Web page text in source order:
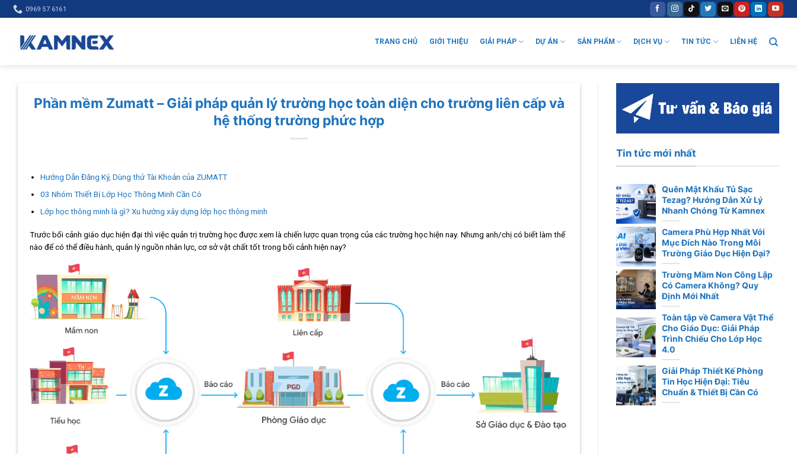
Skip
to
0969 57 6161
TRANG CHỦ GIỚI THIỆU GIẢI PHÁP DỰ ÁN SẢN PHẨM DỊCH VỤ TIN TỨC LIÊN HỆ
Phần mềm Zumatt – Giải pháp quản lý trường học toàn diện cho trường liên cấp và
hệ thống trường phức hợp
Hướng Dẫn Đăng Ký, Dùng thử Tài Khoản của ZUMATT
03 Nhóm Thiết Bị Lớp Học Thông Minh Cần Có
Lớp học thông minh là gì? Xu hướng xây dựng lớp học thông minh
Trước bối cảnh giáo dục hiện đại thì việc quản trị trường học được xem là chiến lược quan trọng của các trường học hiện nay. Nhưng anh/chị có biết làm thế
nào để có thể điều hành, quản lý nguồn nhân lực, cơ sở vật chất tốt trong bối cảnh hiện nay?
Tin tức mới nhất
Quên Mật Khẩu Tủ Sạc
Tezag? Hướng Dẫn Xử Lý
Nhanh Chóng Từ Kamnex
Camera Phù Hợp Nhất Với
Mục Đích Nào Trong Môi
Trường Giáo Dục Hiện Đại?
Trường Mầm Non Công Lập
Có Camera Không? Quy
Định Mới Nhất
Toàn tập về Camera Vật Thể
Cho Giáo Dục: Giải Pháp
Trình Chiếu Cho Lớp Học
4.0
Giải Pháp Thiết Kế Phòng
Tin Học Hiện Đại: Tiêu
Chuẩn & Thiết Bị Cần Có